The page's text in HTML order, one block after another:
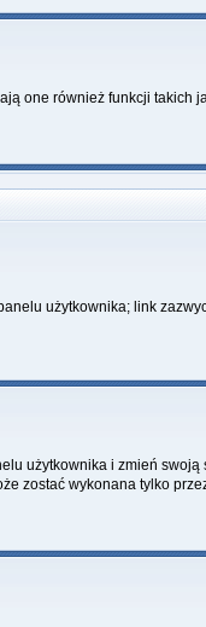
one również funkcji takich
użytkownika; link
użytkownika i zmień swoją
zostać wykonana tylko